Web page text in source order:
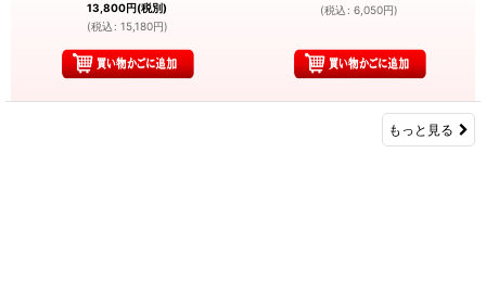
13,800円(税別)
(税込 : 15,180円)
(税込 : 6,050円)
もっと見る